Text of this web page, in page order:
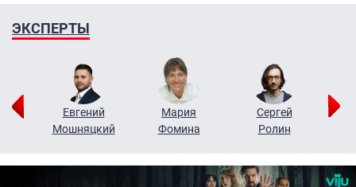
ЭКСПЕРТЫ
Евгений
Мошняцкий
Мария
Фомина
Сергей
Ролин